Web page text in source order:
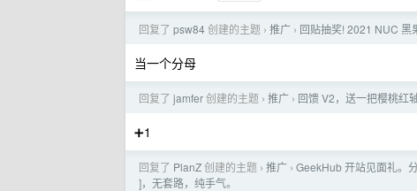
回复了 psw84创建的主题 › 推广 › 回贴抽奖! 2021 NUC 黑
当一个分母
回复了 jamfer创建的主题 › 推广 › 回馈 V2，送一把樱桃红
➕1
回复了 PlanZ创建的主题 › 推广 › GeekHub 开站见面礼。
]，无套路，纯手气。